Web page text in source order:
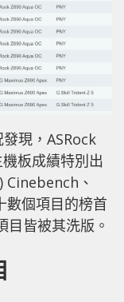
現，ASRock
板成績特別出
Cinebench、
個項目的榜首
目皆被其洗版。